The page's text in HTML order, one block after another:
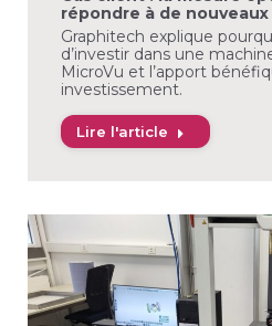
répondre à de
Graphitech explique
d’investir dans une
MicroVu et l’apport
investissement.
Lire l'article